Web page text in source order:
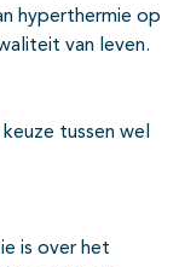
hyperthermie op
van leven.
tussen wel
is over het